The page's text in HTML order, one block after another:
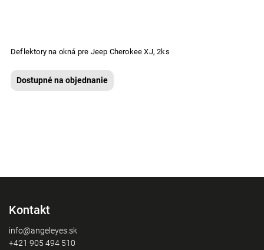
Deflektory na okná pre Jeep Cherokee XJ, 2ks
Dostupné na objednanie
Kontakt
info@angeleyes.sk
+421 905 494 510